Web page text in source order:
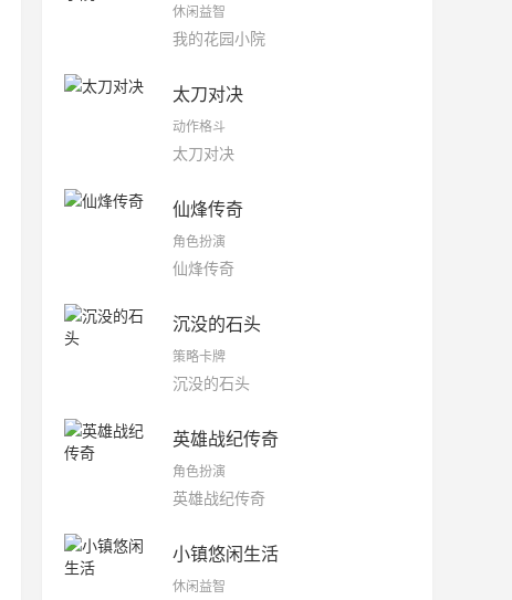
休闲益智
我的花园小院
太刀对决
动作格斗
太刀对决
仙烽传奇
角色扮演
仙烽传奇
沉没的石头
策略卡牌
沉没的石头
英雄战纪传奇
角色扮演
英雄战纪传奇
小镇悠闲生活
休闲益智